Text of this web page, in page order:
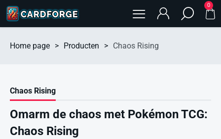
0
Home page > Producten > Chaos Rising
Chaos Rising
Omarm de chaos met Pokémon TCG:
Chaos Rising